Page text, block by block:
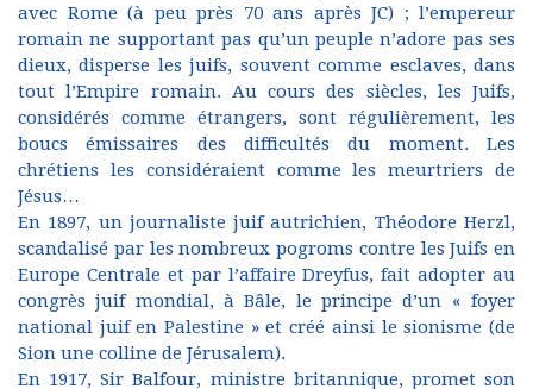
avec Rome (à peu près 70 ans après JC) ; l’empereur
romain ne supportant pas qu’un peuple n’adore pas ses
dieux, disperse les juifs, souvent comme esclaves, dans
tout l’Empire romain. Au cours des siècles, les Juifs,
considérés comme étrangers, sont régulièrement, les
boucs émissaires des difficultés du moment. Les
chrétiens les considéraient comme les meurtriers de
Jésus…
En 1897, un journaliste juif autrichien, Théodore Herzl,
scandalisé par les nombreux pogroms contre les Juifs en
Europe Centrale et par l’affaire Dreyfus, fait adopter au
congrès juif mondial, à Bâle, le principe d’un « foyer
national juif en Palestine » et créé ainsi le sionisme (de
Sion une colline de Jérusalem).
En 1917, Sir Balfour, ministre britannique, promet son